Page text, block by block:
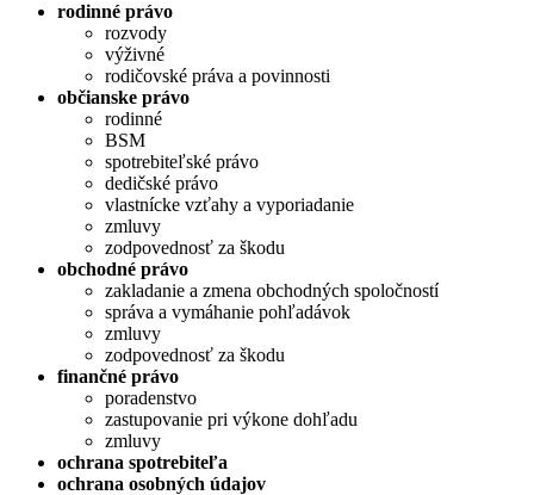
rodinné právo
rozvody
výživné
rodičovské práva a povinnosti
občianske právo
rodinné
BSM
spotrebiteľské právo
dedičské právo
vlastnícke vzťahy a vyporiadanie
zmluvy
zodpovednosť za škodu
obchodné právo
zakladanie a zmena obchodných spoločností
správa a vymáhanie pohľadávok
zmluvy
zodpovednosť za škodu
finančné právo
poradenstvo
zastupovanie pri výkone dohľadu
zmluvy
ochrana spotrebiteľa
ochrana osobných údajov